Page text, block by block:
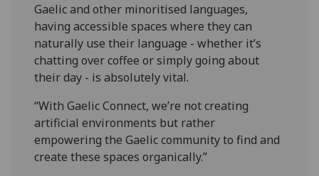
Gaelic and other minoritised languages,
having accessible spaces where they can
naturally use their language - whether it’s
chatting over coffee or simply going about
their day - is absolutely vital.
“With Gaelic Connect, we’re not creating
artificial environments but rather
empowering the Gaelic community to find and
create these spaces organically.”